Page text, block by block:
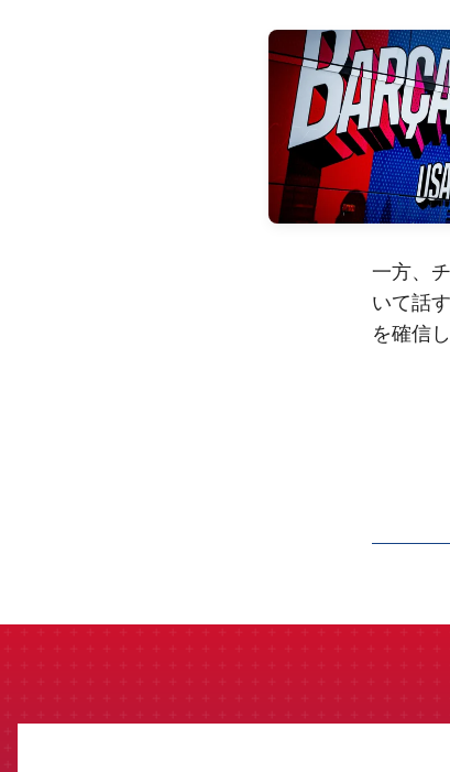
FC Barcelona club badge
一方、
いて話
を確信